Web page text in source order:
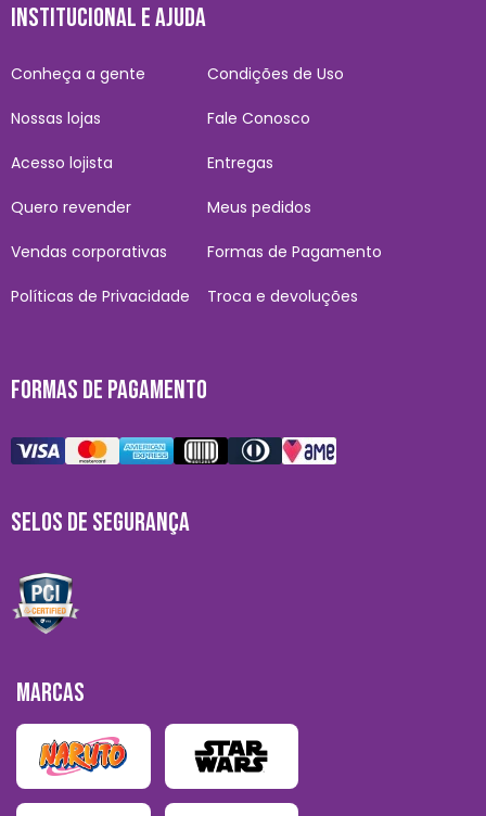
INSTITUCIONAL E AJUDA
Conheça a gente
Nossas lojas
Acesso lojista
Quero revender
Vendas corporativas
Políticas de Privacidade
Condições de Uso
Fale Conosco
Entregas
Meus pedidos
Formas de Pagamento
Troca e devoluções
FORMAS DE PAGAMENTO
SELOS DE SEGURANÇA
MARCAS